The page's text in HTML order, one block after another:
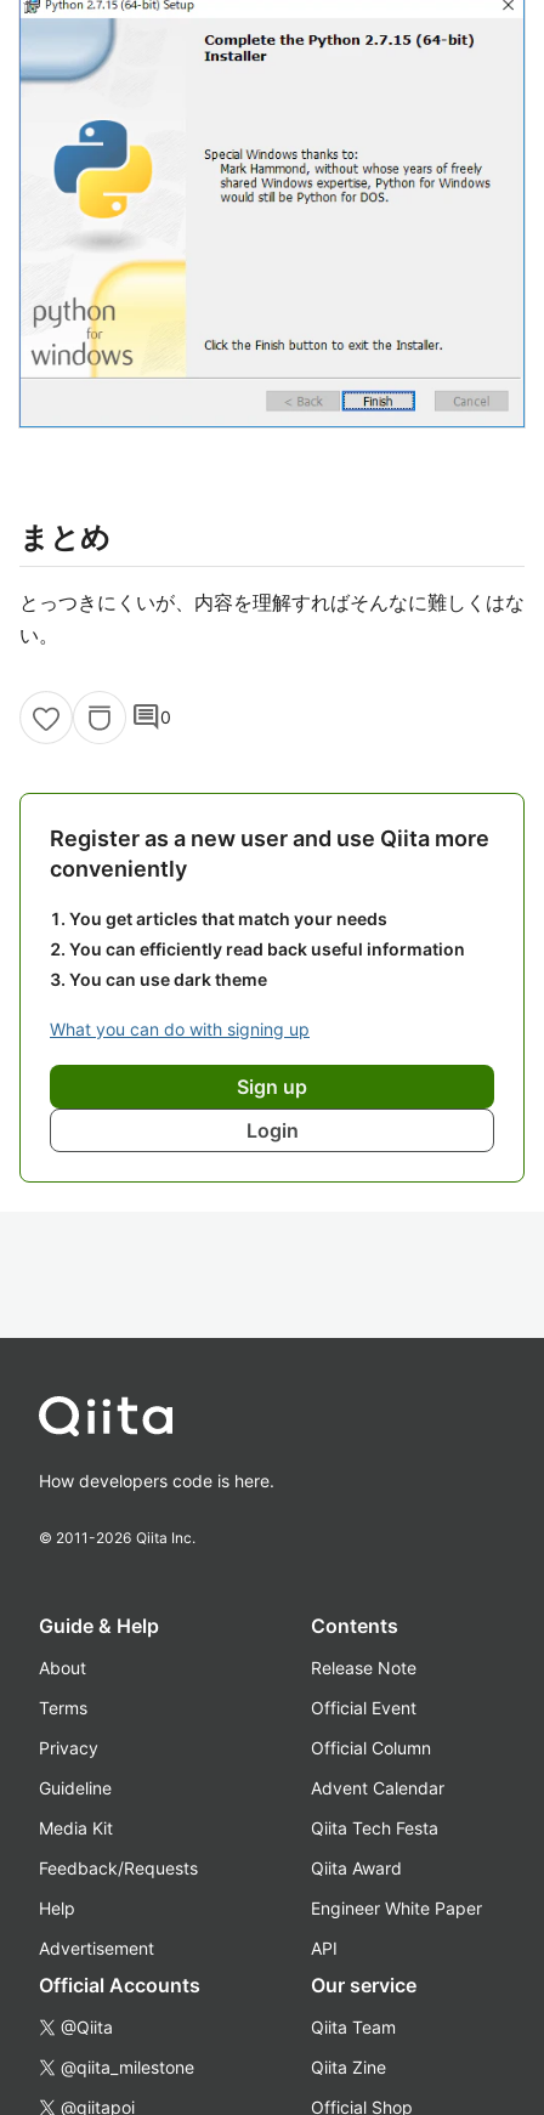
まとめ
とっつきにくいが、内容を理解すればそんなに難しくはな
い。
comment0
Register as a new user and use Qiita more
conveniently
You get articles that match your needs
You can efficiently read back useful information
You can use dark theme
What you can do with signing up
Sign up
Login
How developers code is here.
© 2011-2026 Qiita Inc.
Guide & Help
About
Terms
Privacy
Guideline
Media Kit
Feedback/Requests
Help
Advertisement
Contents
Release Note
Official Event
Official Column
Advent Calendar
Qiita Tech Festa
Qiita Award
Engineer White Paper
API
Official Accounts
@Qiita
@qiita_milestone
@qiitapoi
Our service
Qiita Team
Qiita Zine
Official Shop